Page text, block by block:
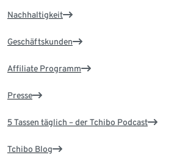
Nachhaltigkeit
Geschäftskunden
Affiliate Programm
Presse
5 Tassen täglich – der Tchibo Podcast
Tchibo Blog